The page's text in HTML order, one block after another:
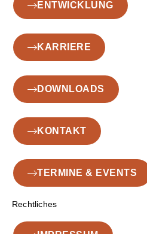
ENTWICKLUNG
KARRIERE
DOWNLOADS
KONTAKT
TERMINE & EVENTS
Rechtliches